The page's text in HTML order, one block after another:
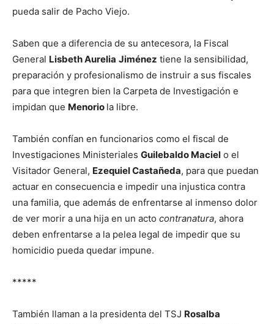
pueda salir de Pacho Viejo.
Saben que a diferencia de su antecesora, la Fiscal
General Lisbeth Aurelia Jiménez tiene la sensibilidad,
preparación y profesionalismo de instruir a sus fiscales
para que integren bien la Carpeta de Investigación e
impidan que Menorio la libre.
También confían en funcionarios como el fiscal de
Investigaciones Ministeriales Guilebaldo Maciel o el
Visitador General, Ezequiel Castañeda, para que puedan
actuar en consecuencia e impedir una injustica contra
una familia, que además de enfrentarse al inmenso dolor
de ver morir a una hija en un acto contranatura, ahora
deben enfrentarse a la pelea legal de impedir que su
homicidio pueda quedar impune.
*****
También llaman a la presidenta del TSJ Rosalba